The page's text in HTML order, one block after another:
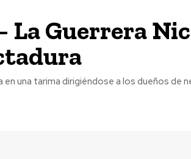
La Guerrera